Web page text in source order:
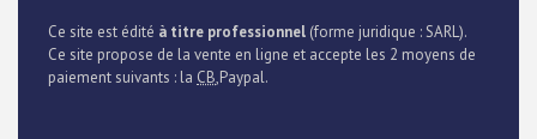
Ce site est édité à titre professionnel (forme juridique : SARL).
Ce site propose de la vente en ligne et accepte les 2 moyens de
paiement suivants : la CB,Paypal.